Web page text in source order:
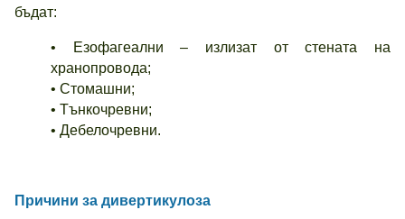
бъдат:
• Езофагеални – излизат от стената на
хранопровода;
• Стомашни;
• Тънкочревни;
• Дебелочревни.
Причини за дивертикулоза